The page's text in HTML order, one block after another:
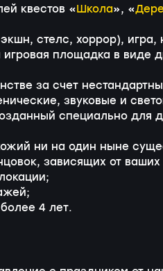
квестов «Школа», «
стелс, хоррор),
площадка в виде
за счет
звуковые и
специально для
ни на один ныне
зависящих от
4 лет.